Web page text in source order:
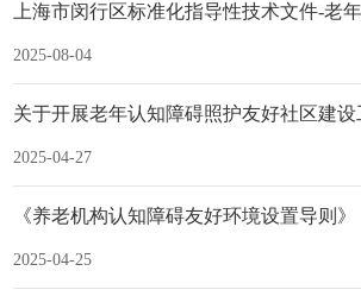
2025-08-04
关于开展老年认知障碍照护友好社区建设
2025-04-27
《养老机构认知障碍友好环境设置导则》
2025-04-25